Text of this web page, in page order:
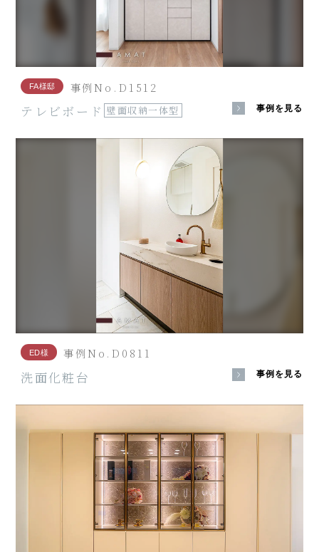
FA様邸 事例No.D1512
テレビボード 壁面収納一体型 事例を見る
ED様 事例No.D0811
洗面化粧台 事例を見る